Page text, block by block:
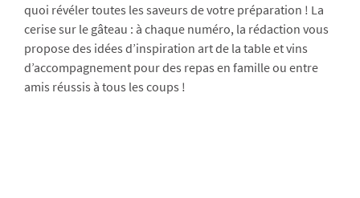
quoi révéler toutes les saveurs de votre préparation ! La
cerise sur le gâteau : à chaque numéro, la rédaction vous
propose des idées d’inspiration art de la table et vins
d’accompagnement pour des repas en famille ou entre
amis réussis à tous les coups !